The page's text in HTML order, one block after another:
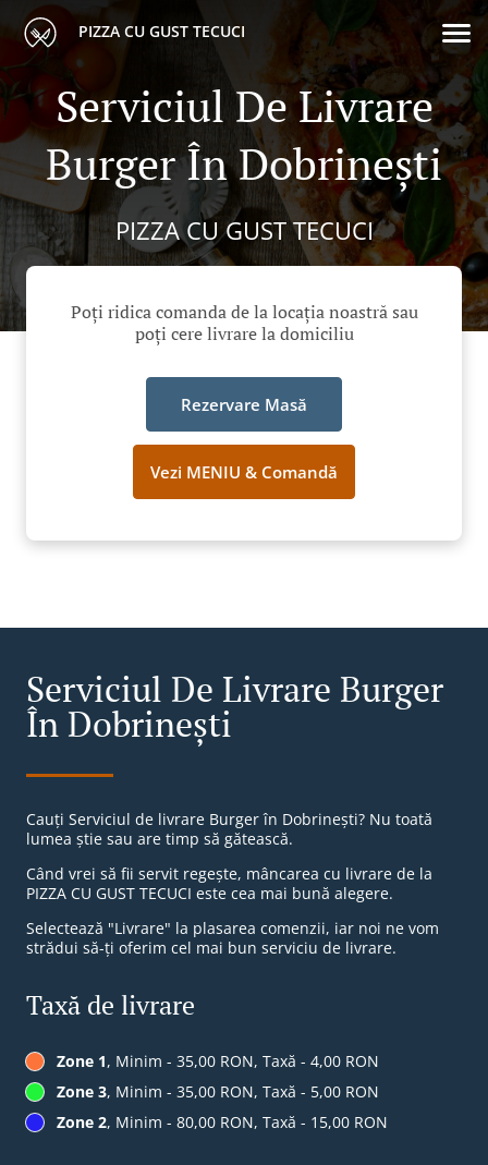
PIZZA CU GUST TECUCI
Serviciul De Livrare
Burger În Dobrineşti
PIZZA CU GUST TECUCI
Poți ridica comanda de la locația noastră sau
poți cere livrare la domiciliu
Rezervare Masă
Vezi MENIU & Comandă
Serviciul De Livrare Burger
În Dobrineşti
Cauți Serviciul de livrare Burger în Dobrineşti? Nu toată
lumea știe sau are timp să gătească.
Când vrei să fii servit regește, mâncarea cu livrare de la
PIZZA CU GUST TECUCI este cea mai bună alegere.
Selectează "Livrare" la plasarea comenzii, iar noi ne vom
strădui să-ți oferim cel mai bun serviciu de livrare.
Taxă de livrare
Zone 1, Minim - 35,00 RON, Taxă - 4,00 RON
Zone 3, Minim - 35,00 RON, Taxă - 5,00 RON
Zone 2, Minim - 80,00 RON, Taxă - 15,00 RON